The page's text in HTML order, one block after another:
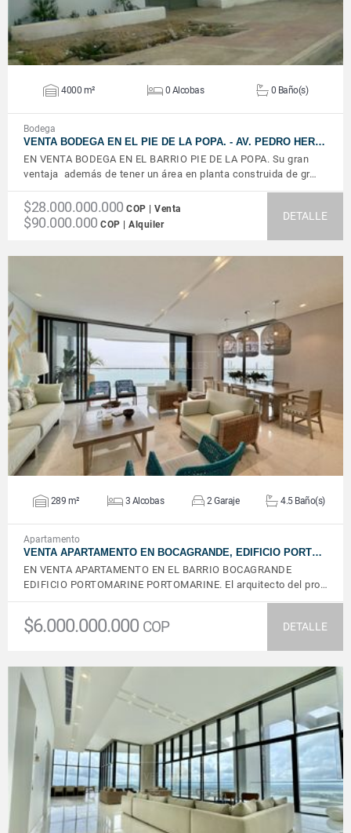
4000 m² 0 Alcobas 0 Baño(s)
Bodega
VENTA BODEGA EN EL PIE DE LA POPA. - AV. PEDRO HER…
EN VENTA BODEGA EN EL BARRIO PIE DE LA POPA. Su gran
ventaja además de tener un área en planta construida de gr…
$28.000.000.000 COP | Venta
$90.000.000 COP | Alquiler
DETALLE
VER DETALLES
289 m² 3 Alcobas 2 Garaje 4.5 Baño(s)
Apartamento
VENTA APARTAMENTO EN BOCAGRANDE, EDIFICIO PORT…
EN VENTA APARTAMENTO EN EL BARRIO BOCAGRANDE
EDIFICIO PORTOMARINE PORTOMARINE. El arquitecto del pro…
$6.000.000.000 COP DETALLE
VER DETALLES